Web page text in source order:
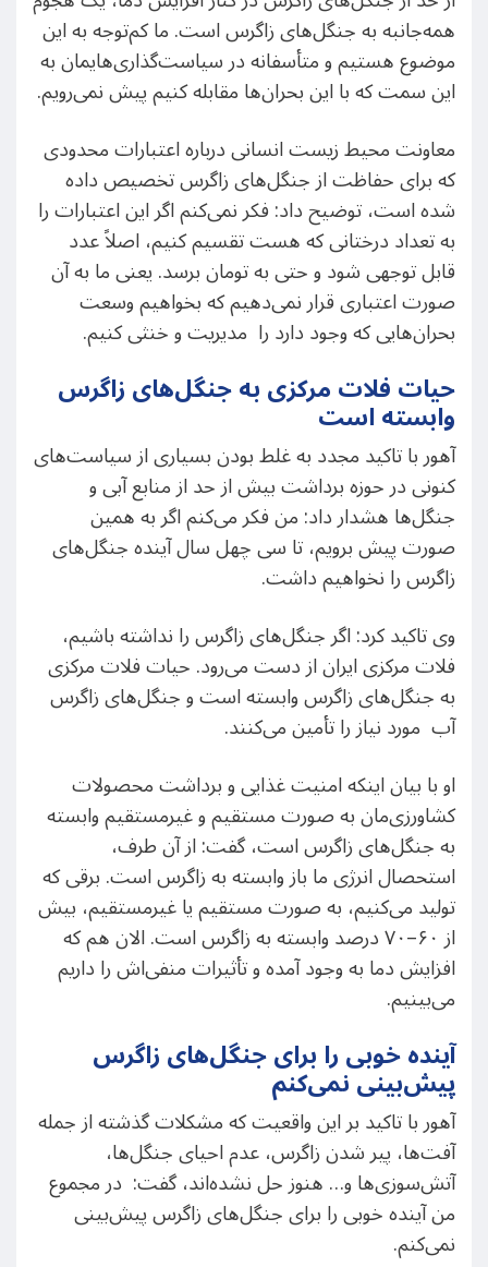
همه‌جانبه به جنگل‌های زاگرس است. ما کم‌توجه به این
موضوع هستیم و متأسفانه در سیاست‌گذاری‌هایمان به
این سمت که با این بحران‌ها مقابله کنیم پیش نمی‌رویم.
معاونت محیط زیست انسانی درباره اعتبارات محدودی
که برای حفاظت از جنگل‌های زاگرس تخصیص داده
شده است، توضیح داد: فکر نمی‌کنم اگر این اعتبارات را
به تعداد درختانی که هست تقسیم کنیم، اصلاً عدد
قابل توجهی شود و حتی به تومان برسد. یعنی ما به آن
صورت اعتباری قرار نمی‌دهیم که بخواهیم وسعت
بحران‌هایی که وجود دارد را مدیریت و خنثی کنیم.
حیات فلات مرکزی به جنگل‌های زاگرس
وابسته است
آهور با تاکید مجدد به غلط بودن بسیاری از سیاست‌های
کنونی در حوزه برداشت بیش از حد از منابع آبی و
جنگل‌ها هشدار داد: من فکر می‌کنم اگر به همین
صورت پیش برویم، تا سی‌ چهل سال آینده جنگل‌های
زاگرس را نخواهیم داشت.
وی تاکید کرد: اگر جنگل‌های زاگرس را نداشته باشیم،
فلات مرکزی ایران از دست می‌رود. حیات فلات مرکزی
به جنگل‌های زاگرس وابسته است و جنگل‌های زاگرس
آب‌ مورد نیاز را تأمین می‌کنند.
او با بیان اینکه امنیت غذایی و برداشت محصولات
کشاورزی‌مان به صورت مستقیم و غیرمستقیم وابسته
به جنگل‌های زاگرس است، گفت: از آن طرف،
استحصال انرژی ما باز وابسته به زاگرس است. برقی که
تولید می‌کنیم، به صورت مستقیم یا غیرمستقیم، بیش
از ۶۰–۷۰ درصد وابسته به زاگرس است. الان هم که
افزایش دما به وجود آمده و تأثیرات منفی‌اش را داریم
می‌بینیم.
آینده خوبی را برای جنگل‌های زاگرس
پیش‌بینی نمی‌کنم
آهور با تاکید بر این واقعیت که مشکلات گذشته از جمله
آفت‌ها، پیر شدن زاگرس، عدم احیای جنگل‌ها،
آتش‌سوزی‌ها و… هنوز حل نشده‌اند، گفت: در مجموع
من آینده خوبی را برای جنگل‌های زاگرس پیش‌بینی
نمی‌کنم.